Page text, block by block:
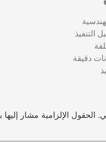
التنفيذ
دقيقة
الحقول الإلزامية مشار إليها